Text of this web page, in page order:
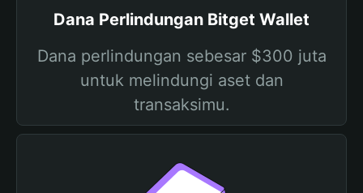
Dana Perlindungan Bitget Wallet
Dana perlindungan sebesar $300 juta
untuk melindungi aset dan
transaksimu.